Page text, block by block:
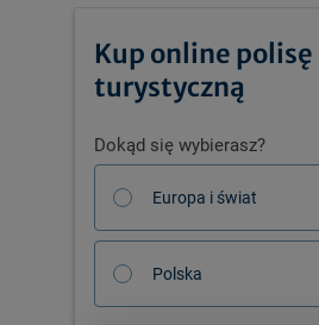
Kup online polisę
turystyczną
Dokąd się wybierasz?
Europa i świat
Polska